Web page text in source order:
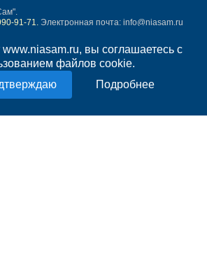
www.niasam.ru, вы соглашаетесь с
файлов cookie.
Подробнее
91-71. Электронная почта: info@niasam.ru
данных